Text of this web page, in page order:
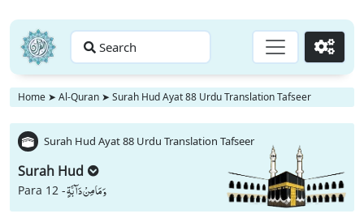
Search Go
Home ➤ Al-Quran ➤ Surah Hud Ayat 88 Urdu Translation Tafseer
Surah Hud Ayat 88 Urdu Translation Tafseer
Surah Hud
Para 12 -وَ مَا مِنْ دَآبَّةٍ